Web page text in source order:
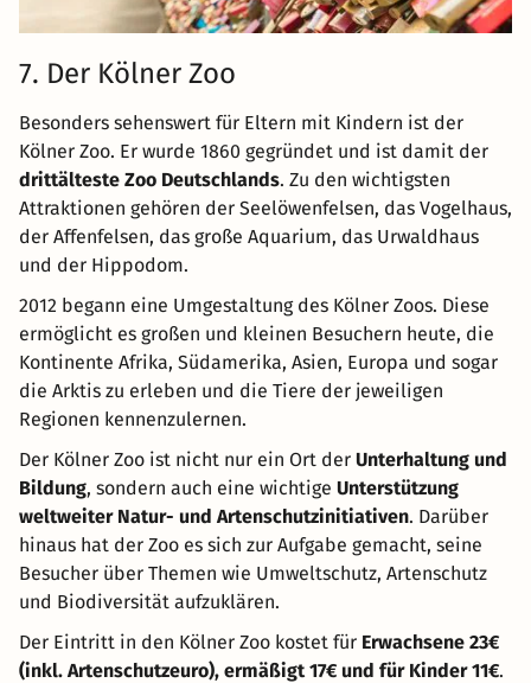
7. Der Kölner Zoo
Besonders sehenswert für Eltern mit Kindern ist der
Kölner Zoo. Er wurde 1860 gegründet und ist damit der
drittälteste Zoo Deutschlands. Zu den wichtigsten
Attraktionen gehören der Seelöwenfelsen, das Vogelhaus,
der Affenfelsen, das große Aquarium, das Urwaldhaus
und der Hippodom.
2012 begann eine Umgestaltung des Kölner Zoos. Diese
ermöglicht es großen und kleinen Besuchern heute, die
Kontinente Afrika, Südamerika, Asien, Europa und sogar
die Arktis zu erleben und die Tiere der jeweiligen
Regionen kennenzulernen.
Der Kölner Zoo ist nicht nur ein Ort der Unterhaltung und
Bildung, sondern auch eine wichtige Unterstützung
weltweiter Natur- und Artenschutzinitiativen. Darüber
hinaus hat der Zoo es sich zur Aufgabe gemacht, seine
Besucher über Themen wie Umweltschutz, Artenschutz
und Biodiversität aufzuklären.
Der Eintritt in den Kölner Zoo kostet für Erwachsene 23€
(inkl. Artenschutzeuro), ermäßigt 17€ und für Kinder 11€.